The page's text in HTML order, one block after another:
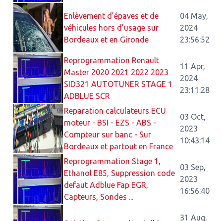
Enlèvement d’épaves et de
véhicules hors d’usage sur
Bordeaux et en Gironde
04 May,
2024
23:56:52
Reprogrammation Renault
Master 2020 2021 2022 2023
SID321 AUTOTUNER STAGE 1
ADBLUE SCR
11 Apr,
2024
23:11:28
Reparation calculateurs ECU
moteur - BSI - EZS - ABS -
Compteur sur banc - Sur
Bordeaux et partout en France
03 Oct,
2023
10:43:14
Reprogrammation Stage 1,
Ethanol E85, Suppression code
defaut Adblue Fap EGR,
Capteurs, Sondes ...
03 Sep,
2023
16:56:40
31 Aug,